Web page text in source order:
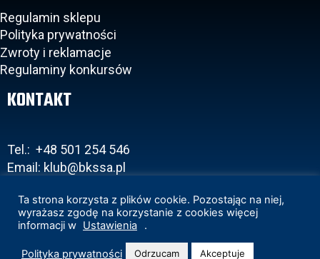
Regulamin sklepu
Polityka prywatności
Zwroty i reklamacje
Regulaminy konkursów
KONTAKT
Tel.: +48 501 254 546
Email: klub@bkssa.pl
Copyright 2020 © BKS Bostik Bielsko-Biała
Projekt i realizacja:www.wertui.pl
Ta strona korzysta z plików cookie. Pozostając na niej,
wyrażasz zgodę na korzystanie z cookies więcej
informacji w Ustawienia .
Polityka prywatności Odrzucam Akceptuje